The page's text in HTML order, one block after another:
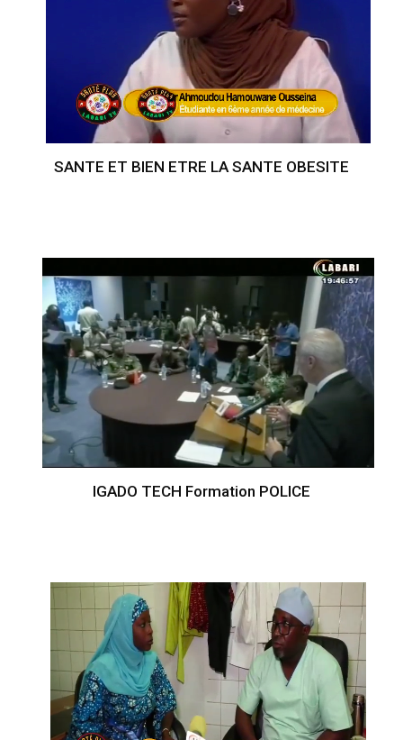
SANTE ET BIEN ETRE LA SANTE OBESITE
IGADO TECH Formation POLICE